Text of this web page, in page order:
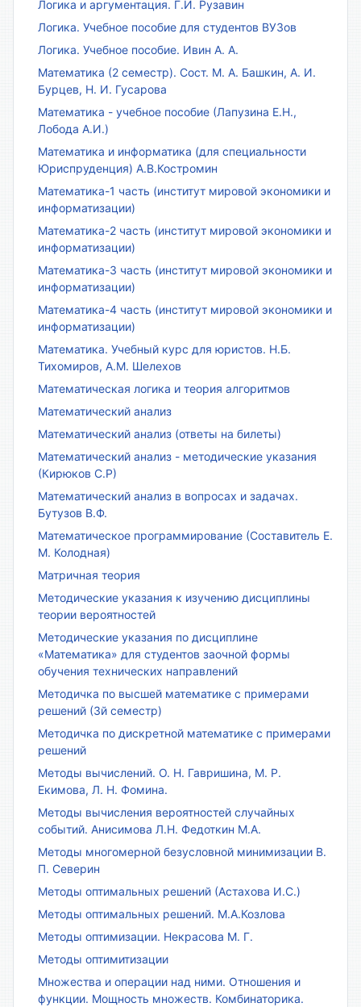
Логика и аргументация. Г.И. Рузавин
Логика. Учебное пособие для студентов ВУЗов
Логика. Учебное пособие. Ивин А. А.
Математика (2 семестр). Сост. М. А. Башкин, А. И.
Бурцев, Н. И. Гусарова
Математика - учебное пособие (Лапузина Е.Н.,
Лобода А.И.)
Математика и информатика (для специальности
Юриспруденция) А.В.Костромин
Математика-1 часть (институт мировой экономики и
информатизации)
Математика-2 часть (институт мировой экономики и
информатизации)
Математика-3 часть (институт мировой экономики и
информатизации)
Математика-4 часть (институт мировой экономики и
информатизации)
Математика. Учебный курс для юристов. Н.Б.
Тихомиров, А.М. Шелехов
Математическая логика и теория алгоритмов
Математический анализ
Математический анализ (ответы на билеты)
Математический анализ - методические указания
(Кирюков С.Р)
Математический анализ в вопросах и задачах.
Бутузов В.Ф.
Математическое программирование (Составитель Е.
М. Колодная)
Матричная теория
Методические указания к изучению дисциплины
теории вероятностей
Методические указания по дисциплине
«Математика» для студентов заочной формы
обучения технических направлений
Методичка по высшей математике с примерами
решений (3й семестр)
Методичка по дискретной математике с примерами
решений
Методы вычислений. О. Н. Гавришина, М. Р.
Екимова, Л. Н. Фомина.
Методы вычисления вероятностей случайных
событий. Анисимова Л.Н. Федоткин М.А.
Методы многомерной безусловной минимизации В.
П. Северин
Методы оптимальных решений (Астахова И.С.)
Методы оптимальных решений. М.А.Козлова
Методы оптимизации. Некрасова М. Г.
Методы оптимитизации
Множества и операции над ними. Отношения и
функции. Мощность множеств. Комбинаторика.